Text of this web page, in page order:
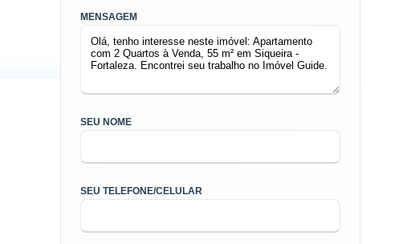
MENSAGEM
SEU NOME
SEU TELEFONE/CELULAR